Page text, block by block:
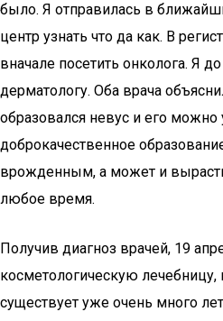
было. Я отправилась в
центр узнать что да как. В
вначале посетить онколога. Я
дерматологу. Оба врача
образовался невус и его можно
доброкачественное
врожденным, а может и
любое время.
Получив диагноз врачей, 19
косметологическую
существует уже очень много